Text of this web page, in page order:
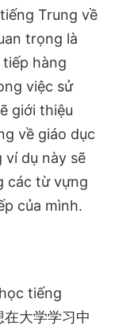
Trung về
trọng là
hàng
việc sử
giới thiệu
về giáo dục
dụ này sẽ
các từ vựng
của mình.
tiếng
大学学习中